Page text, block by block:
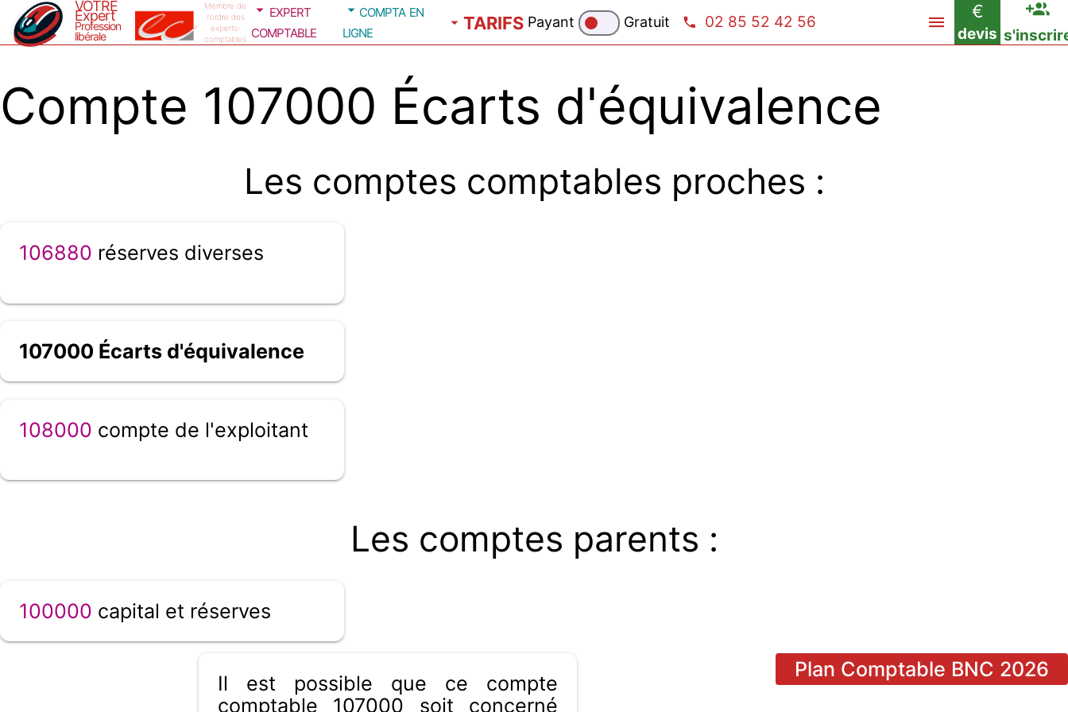
VOTRE
Expert
Profession
libérale
Membre de
l'ordre des
experts-
comptables
expert
comptable
compta en
ligne
TARIFS Payant Gratuit 02 85 52 42 56
€
devis
Compte 107000 Écarts d'équivalence
Les comptes comptables proches :
106880 réserves diverses
107000 Écarts d'équivalence
108000 compte de l'exploitant
Les comptes parents :
100000 capital et réserves
Plan Comptable BNC 2026
Il est possible que ce compte
comptable 107000 soit concerné